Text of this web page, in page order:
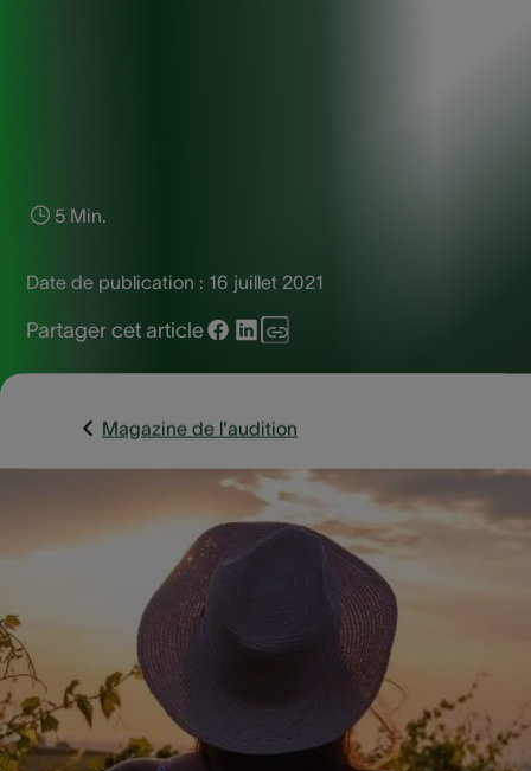
5 Min.
Date de publication : 16 juillet 2021
Partager cet article
Magazine de l'audition
Partir en vacances peut être stressant pour les personnes
atteintes d’une perte auditive, tant pendant le voyage
fois à destination. Il est toutefois possible de limiter le
les désagréments en vous montrant prévoyant et en
correctement votre voyage. Vous partez en vacances
prochainement et vous voulez vous préparer au mieux ?
article vous donne de nombreux conseils précieux qui vous
aideront avant et pendant vos vacances, afin que vous
puissiez en profiter pleinement et sans soucis !